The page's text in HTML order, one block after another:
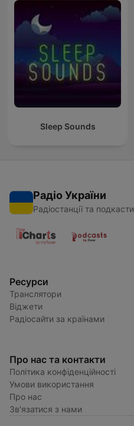
Sleep Sounds
Радіо України
Радіостанції та подкасти
Ресурси
Транслятори
Віджети
Радіосайти за країнами
Про нас та контакти
Політика конфіденційності
Умови використання
Про нас
Зв'язатися з нами